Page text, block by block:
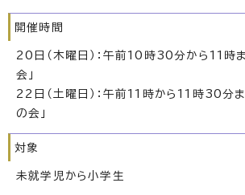
開催時間
20日（木曜日）：午前10時30分から11時
会」
22日（土曜日）：午前11時から11時30分
の会」
対象
未就学児から小学生